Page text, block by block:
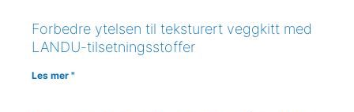
Forbedre ytelsen til teksturert veggkitt med
LANDU-tilsetningsstoffer
Les mer "